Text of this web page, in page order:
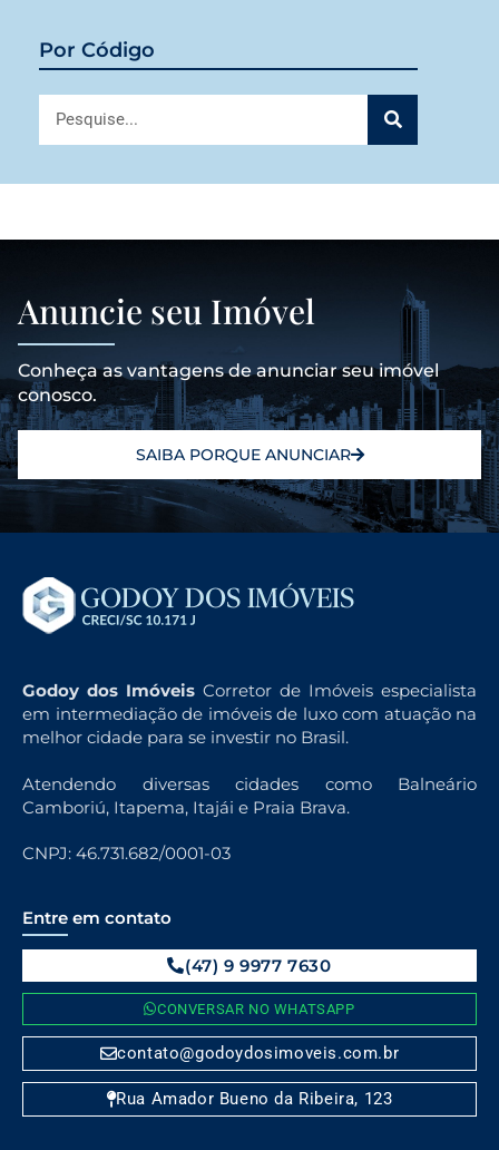
Por Código
Anuncie seu Imóvel
Conheça as vantagens de anunciar seu imóvel
conosco.
SAIBA PORQUE ANUNCIAR
Godoy dos Imóveis Corretor de Imóveis especialista
em intermediação de imóveis de luxo com atuação na
melhor cidade para se investir no Brasil.
Atendendo diversas cidades como Balneário
Camboriú, Itapema, Itajái e Praia Brava.
CNPJ: 46.731.682/0001-03
Entre em contato
(47) 9 9977 7630
CONVERSAR NO WHATSAPP
contato@godoydosimoveis.com.br
Rua Amador Bueno da Ribeira, 123